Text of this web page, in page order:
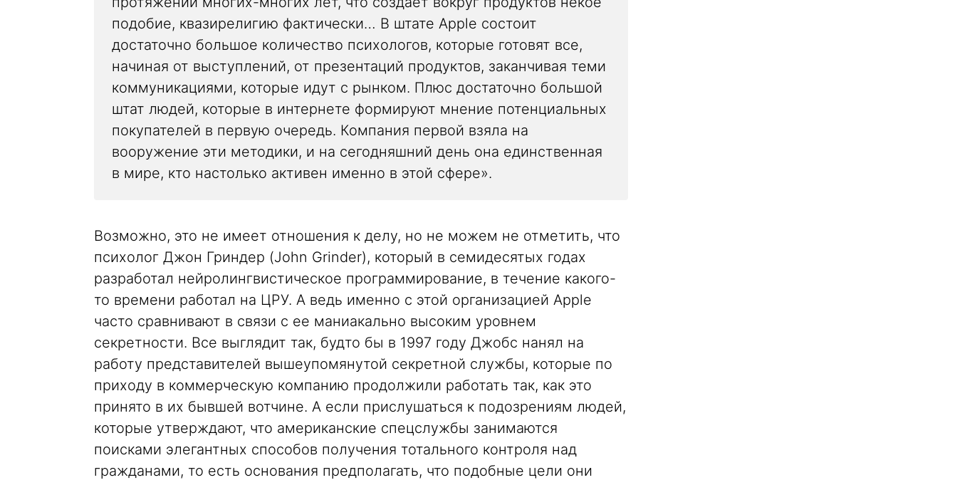
подобие, квазирелигию фактически… В штате Apple состоит
достаточно большое количество психологов, которые готовят все,
начиная от выступлений, от презентаций продуктов, заканчивая теми
коммуникациями, которые идут с рынком. Плюс достаточно большой
штат людей, которые в интернете формируют мнение потенциальных
покупателей в первую очередь. Компания первой взяла на
вооружение эти методики, и на сегодняшний день она единственная
в мире, кто настолько активен именно в этой сфере».
Возможно, это не имеет отношения к делу, но не можем не отметить, что
психолог Джон Гриндер (John Grinder), который в семидесятых годах
разработал нейролингвистическое программирование, в течение какого-
то времени работал на ЦРУ. А ведь именно с этой организацией Apple
часто сравнивают в связи с ее маниакально высоким уровнем
секретности. Все выглядит так, будто бы в 1997 году Джобс нанял на
работу представителей вышеупомянутой секретной службы, которые по
приходу в коммерческую компанию продолжили работать так, как это
принято в их бывшей вотчине. А если прислушаться к подозрениям людей,
которые утверждают, что американские спецслужбы занимаются
поисками элегантных способов получения тотального контроля над
гражданами, то есть основания предполагать, что подобные цели они